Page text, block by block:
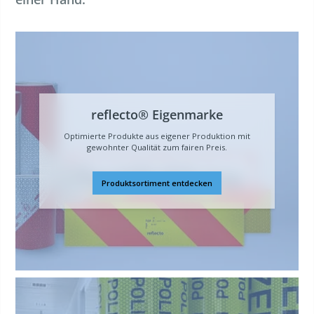
reflecto® Eigenmarke
Optimierte Produkte aus eigener Produktion mit
gewohnter Qualität zum fairen Preis.
Produktsortiment entdecken